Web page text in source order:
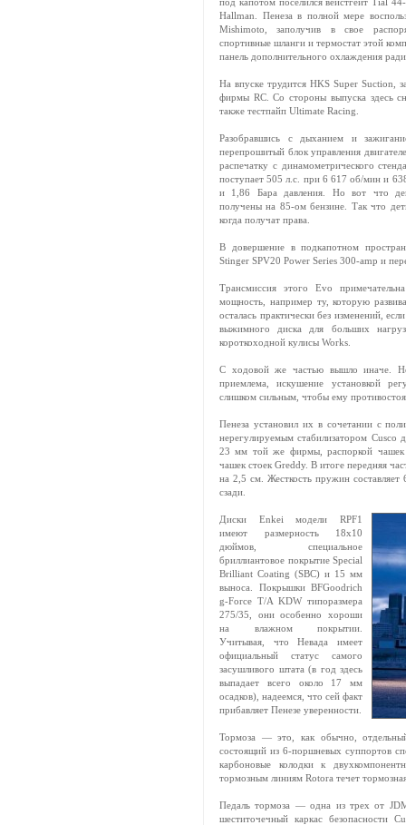
Hallman. Пенеза в полной мере
Mishimoto, заполучив в свое
спортивные шланги и термостат этой
панель дополнительного охлаждения
На впуске трудится HKS Super Suction,
фирмы RC. Со стороны выпуска здесь
также тестпайп Ultimate Racing.
Разобравшись с дыханием и
перепрошитый блок управления
распечатку с динамометрического
поступает 505 л.с. при 6 617 об/мин и
и 1,86 Бара давления. Но вот что
получены на 85-ом бензине. Так что
когда получат права.
В довершение в подкапотном
Stinger SPV20 Power Series 300-amp и
Трансмиссия этого Evo
мощность, например ту, которую
осталась практически без изменений,
выжимного диска для больших
короткоходной кулисы Works.
С ходовой же частью вышло иначе.
приемлема, искушение установкой
слишком сильным, чтобы ему
Пенеза установил их в сочетании с
нерегулируемым стабилизатором
23 мм той же фирмы, распоркой чашек
чашек стоек Greddy. В итоге передняя
на 2,5 см. Жесткость пружин
сзади.
Диски Enkei модели RPF1
имеют размерность 18х10
дюймов, специальное
бриллиантовое покрытие Special
Brilliant Coating (SBC) и 15 мм
выноса. Покрышки BFGoodrich
g-Force T/A KDW типоразмера
275/35, они особенно хороши
на влажном покрытии.
Учитывая, что Невада имеет
официальный статус самого
засушливого штата (в год здесь
выпадает всего около 17 мм
осадков), надеемся, что сей факт
прибавляет Пенезе уверенности.
Тормоза — это, как обычно,
состоящий из 6-поршневых суппортов
карбоновые колодки к
тормозным линиям Rotora течет
Педаль тормоза — одна из трех от
шеститочечный каркас безопасности